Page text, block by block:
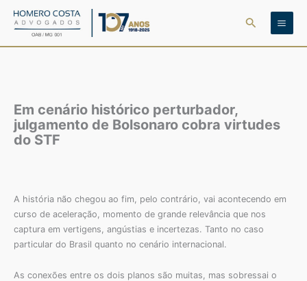
para
Pesquisar
Em cenário histórico perturbador,
julgamento de Bolsonaro cobra virtudes
do STF
A história não chegou ao fim, pelo contrário, vai acontecendo em
curso de aceleração, momento de grande relevância que nos
captura em vertigens, angústias e incertezas. Tanto no caso
particular do Brasil quanto no cenário internacional.
As conexões entre os dois planos são muitas, mas sobressai o